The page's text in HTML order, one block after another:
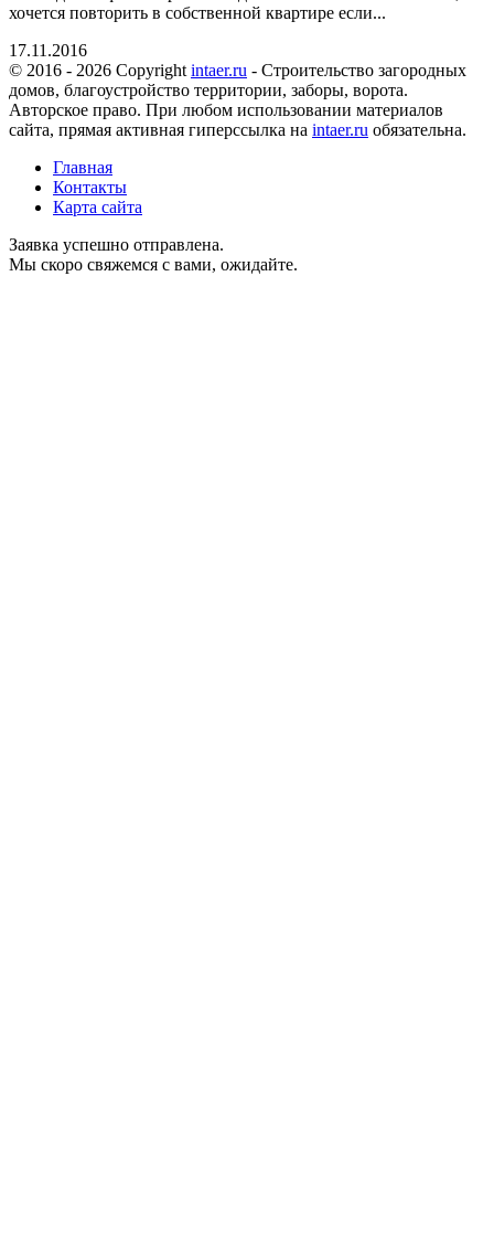
хочется повторить в собственной квартире если...
17.11.2016
© 2016 - 2026 Copyright intaer.ru - Cтроительство загородных
домов, благоустройство территории, заборы, ворота.
Авторское право. При любом использовании материалов
сайта, прямая активная гиперссылка на intaer.ru обязательна.
Главная
Контакты
Карта сайта
Заявка успешно отправлена.
Мы скоро свяжемся с вами, ожидайте.